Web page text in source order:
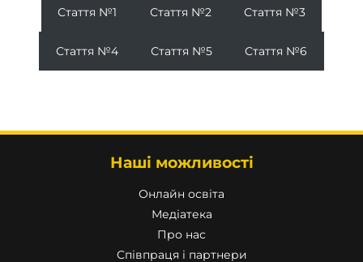
Стаття №1 Стаття №2 Стаття №3
Стаття №4 Стаття №5 Стаття №6
Наші можливості
Онлайн освіта
Медіатека
Про нас
Співпраця і партнери